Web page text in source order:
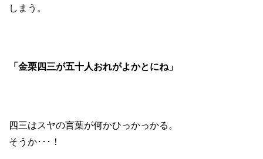
しまう。
「金栗四三が五十人おれがよかとにね」
四三はスヤの言葉が何かひっかっかる。
そうか･･･！